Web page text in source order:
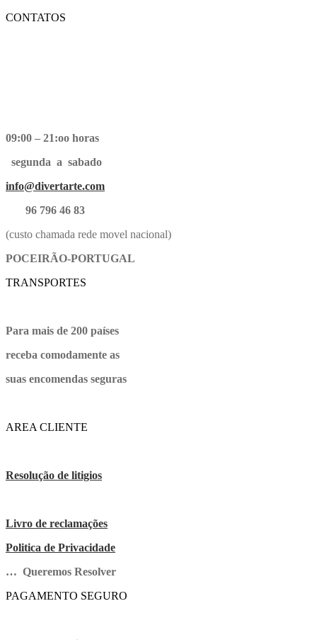
CONTATOS
09:00 – 21:oo horas
segunda a sabado
info@divertarte.com
96 796 46 83
(custo chamada rede movel nacional)
POCEIRÃO-PORTUGAL
TRANSPORTES
Para mais de 200 países
receba comodamente as
suas encomendas seguras
AREA CLIENTE
Resolução de litigios
Livro de reclamações
Politica de Privacidade
… Queremos Resolver
PAGAMENTO SEGURO